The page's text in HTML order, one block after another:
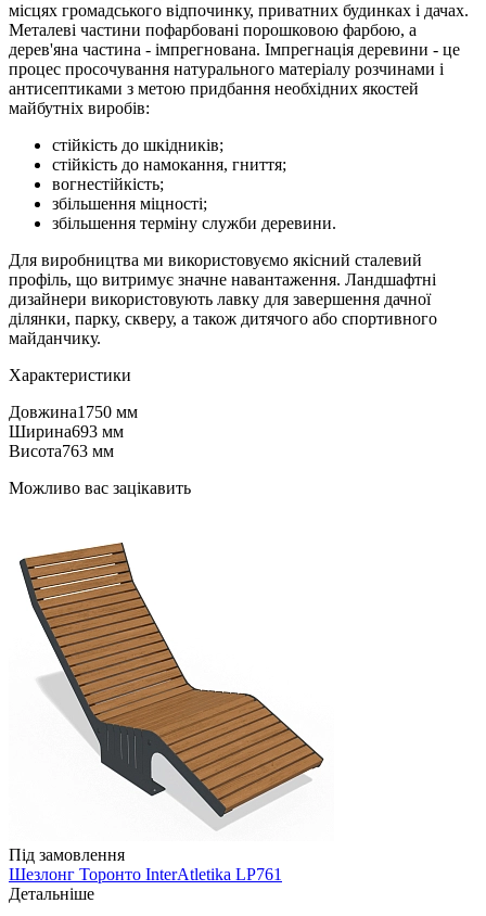
місцях громадського відпочинку, приватних будинках і дачах.
Металеві частини пофарбовані порошковою фарбою, а
дерев'яна частина - імпрегнована. Імпрегнація деревини - це
процес просочування натурального матеріалу розчинами і
антисептиками з метою придбання необхідних якостей
майбутніх виробів:
стійкість до шкідників;
стійкість до намокання, гниття;
вогнестійкість;
збільшення міцності;
збільшення терміну служби деревини.
Для виробництва ми використовуємо якісний сталевий
профіль, що витримує значне навантаження. Ландшафтні
дизайнери використовують лавку для завершення дачної
ділянки, парку, скверу, а також дитячого або спортивного
майданчику.
Характеристики
Довжина1750 мм
Ширина693 мм
Висота763 мм
Можливо вас зацікавить
Під замовлення
Шезлонг Торонто InterAtletika LP761
Детальніше